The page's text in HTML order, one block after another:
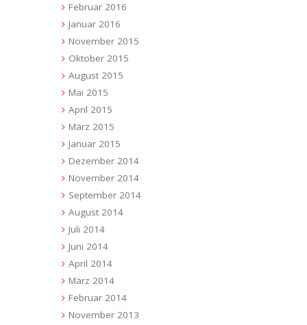
Februar 2016
Januar 2016
November 2015
Oktober 2015
August 2015
Mai 2015
April 2015
März 2015
Januar 2015
Dezember 2014
November 2014
September 2014
August 2014
Juli 2014
Juni 2014
April 2014
März 2014
Februar 2014
November 2013